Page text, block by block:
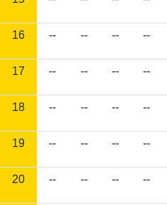
16 -- -- -- --
17 -- -- -- --
18 -- -- -- --
19 -- -- -- --
20 -- -- -- --